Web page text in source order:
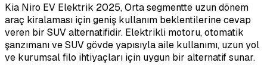
Kia Niro EV Elektrik 2025, Orta segmentte uzun dönem
araç kiralaması için geniş kullanım beklentilerine cevap
veren bir SUV alternatifidir. Elektrikli motoru, otomatik
şanzımanı ve SUV gövde yapısıyla aile kullanımı, uzun yol
ve kurumsal filo ihtiyaçları için uygun bir alternatif sunar.